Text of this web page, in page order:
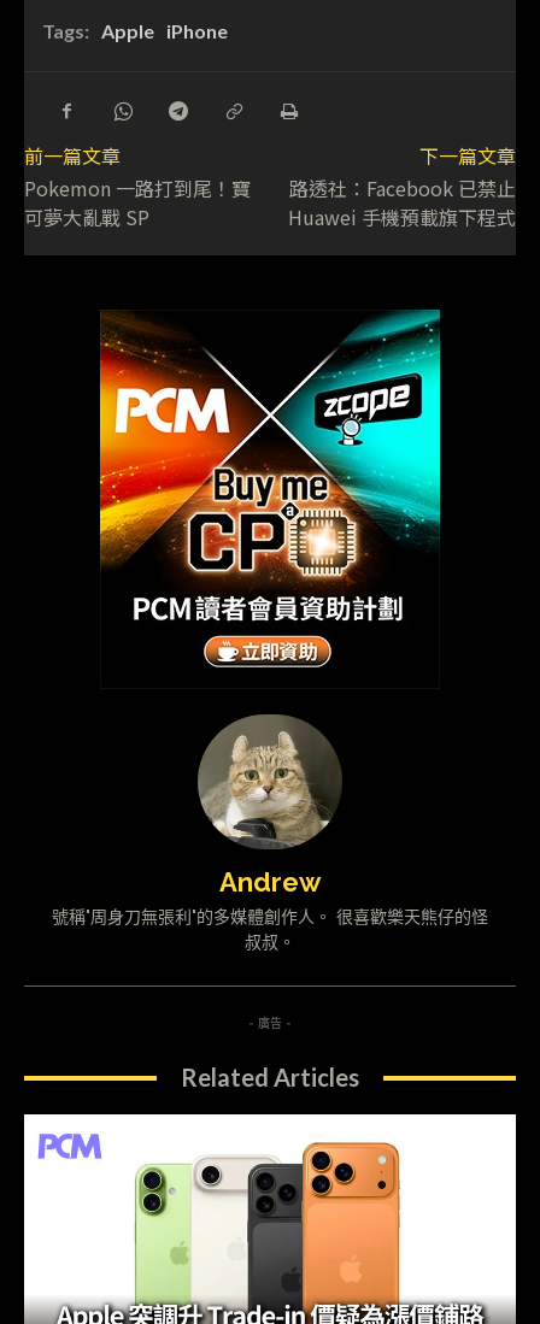
Tags: Apple iPhone
前一篇文章
Pokemon 一路打到尾！寶
可夢大亂戰 SP
下一篇文章
路透社：Facebook 已禁止
Huawei 手機預載旗下程式
Andrew
號稱"周身刀無張利"的多媒體創作人。 很喜歡樂天熊仔的怪
叔叔。
- 廣告 -
Related Articles